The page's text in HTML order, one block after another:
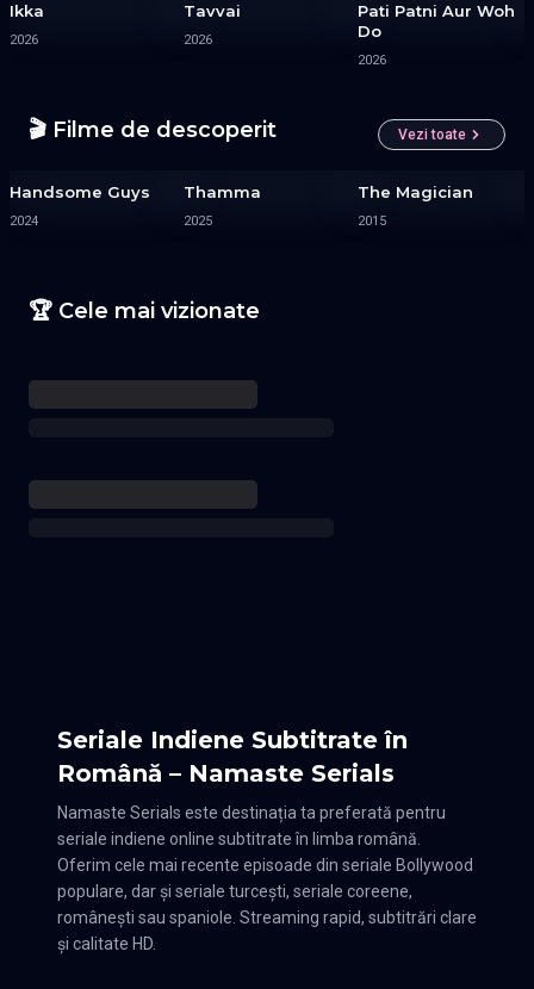
Ikka
2026
Tavvai
2026
Pati Patni Aur Woh
Do
2026
🎬 Filme de descoperit Vezi toate
Handsome Guys
2024
Thamma
2025
The Magician
2015
🏆 Cele mai vizionate
INDIENE
Seriale Indiene Subtitrate în
Română – Namaste Serials
Namaste Serials este destinația ta preferată pentru
seriale indiene online subtitrate în limba română.
Oferim cele mai recente episoade din seriale Bollywood
populare, dar și seriale turcești, seriale coreene,
românești sau spaniole. Streaming rapid, subtitrări clare
și calitate HD.